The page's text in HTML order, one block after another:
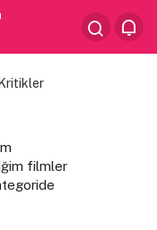
filmler